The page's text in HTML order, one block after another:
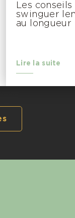
Les
swinguer
au longueur
Lire la suite